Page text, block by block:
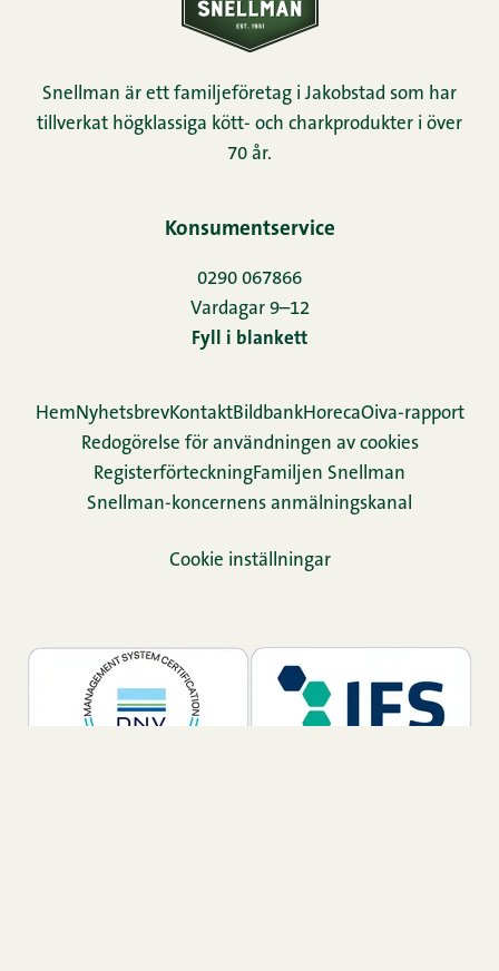
Snellman är ett familjeföretag i Jakobstad som har
tillverkat högklassiga kött- och charkprodukter i över
70 år.
Konsumentservice
0290 067866
Vardagar 9–12
Fyll i blankett
HemNyhetsbrevKontaktBildbankHorecaOiva-rapport
Redogörelse för användningen av cookies
Re­gis­ter­för­teck­ningFamiljen Snellman
Snellman-koncernens anmälningskanal
Cookie inställningar